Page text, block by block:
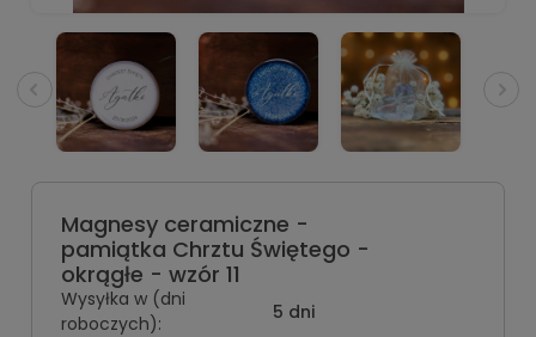
Magnesy ceramiczne -
pamiątka Chrztu Świętego -
okrągłe - wzór 11
Wysyłka w (dni
roboczych):
5 dni